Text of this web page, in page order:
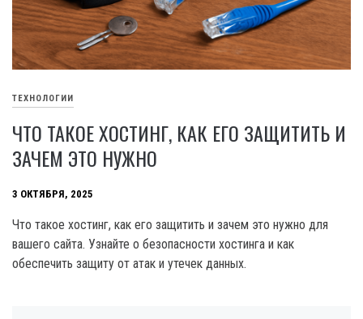
ТЕХНОЛОГИИ
ЧТО ТАКОЕ ХОСТИНГ, КАК ЕГО ЗАЩИТИТЬ И
ЗАЧЕМ ЭТО НУЖНО
3 ОКТЯБРЯ, 2025
Что такое хостинг, как его защитить и зачем это нужно для
вашего сайта. Узнайте о безопасности хостинга и как
обеспечить защиту от атак и утечек данных.